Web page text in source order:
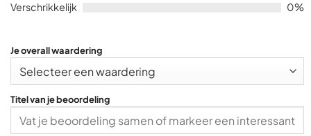
Verschrikkelijk
0%
Je overall waardering
Titel van je beoordeling